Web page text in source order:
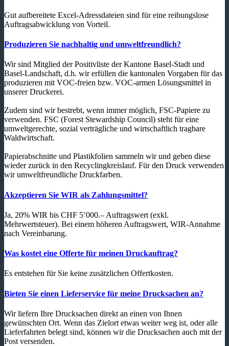
Gut aufbereitete Excel-Adressdateien sind für eine reibungslose
Auftragsabwicklung von Vorteil.
Produzieren Sie nachhaltig und umweltfreundlich?
Wir sind Mitglied der Positivliste der Kantone Basel-Stadt und
Basel-Landschaft, d.h. wir erfüllen die kantonalen Vorgaben für das
produzieren mit VOC-freien bzw. VOC-armen Lösungsmittel in
unserer Druckerei.
Zudem sind wir bestrebt, wenn immer möglich, FSC-Papiere zu
verwenden. FSC (Forest Stewardship Council) steht für eine
umweltgerechte, sozial verträgliche und wirtschaftlich tragbare
Waldwirtschaft.
Papierabschnitte und Plastikfolien sammeln wir und geben diese
wieder zurück in den Recyclingkreislauf. Für den Druck verwenden
wir umweltfreundliche Druckfarben.
Akzeptieren Sie WIR als Zahlungsmittel?
Ja, 20% WIR bis CHF 5’000.– Auftragswert (exkl.
Mehrwertsteuer). Bei einem höheren Auftragswert, WIR-Annahme
nach Vereinbarung.
Was kostet eine Offerte für meinen Druckauftrag?
Es entstehen für Sie keine zusätzlichen Offertkosten.
Bieten Sie einen Lieferservice für meine Drucksachen an?
Wir liefern Ihre Drucksachen direkt an einen von Ihnen
gewünschten Ort. Wenn das Zielort etwas weiter weg ist, oder alle
Lieferfahrten belegt sind, können wir die Drucksachen auch mit der
Post versenden.